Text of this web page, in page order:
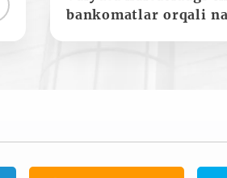
bankomatlar orqali